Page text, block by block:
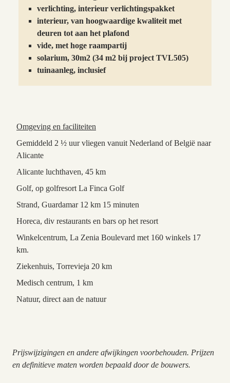
verlichting, interieur verlichtingspakket
interieur, van hoogwaardige kwaliteit met
deuren tot aan het plafond
vide, met hoge raampartij
solarium, 30m2 (34 m2 bij project TVL505)
tuinaanleg, inclusief
Omgeving en faciliteiten
Gemiddeld 2 ½ uur vliegen vanuit Nederland of België naar
Alicante
Alicante luchthaven, 45 km
Golf, op golfresort La Finca Golf
Strand, Guardamar 12 km 15 minuten
Horeca, div restaurants en bars op het resort
Winkelcentrum, La Zenia Boulevard met 160 winkels 17
km.
Ziekenhuis, Torrevieja 20 km
Medisch centrum, 1 km
Natuur, direct aan de natuur
Prijswijzigingen en andere afwijkingen voorbehouden. Prijzen
en definitieve maten worden bepaald door de bouwers.